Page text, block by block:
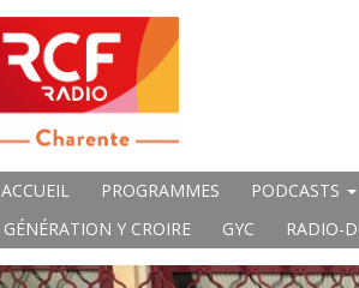
ACCUEIL PROGRAMMES PODCASTS
GÉNÉRATION Y CROIRE
GYC RADIO-